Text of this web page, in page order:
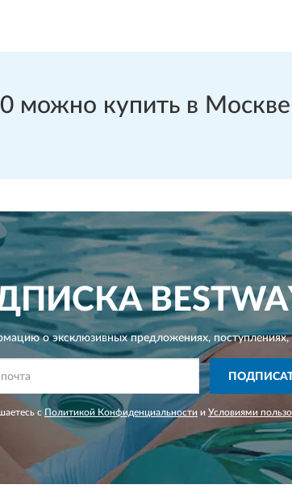
купить в Москве
о эксклюзивных предложениях,
сПолитикой Конфиденциальности и Условиями